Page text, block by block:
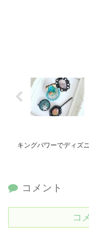
キングパワーでディズ
コメント
コ